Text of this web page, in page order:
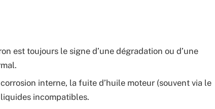
est toujours le signe d’une dégradation ou d’une
interne, la fuite d’huile moteur (souvent via le
incompatibles.